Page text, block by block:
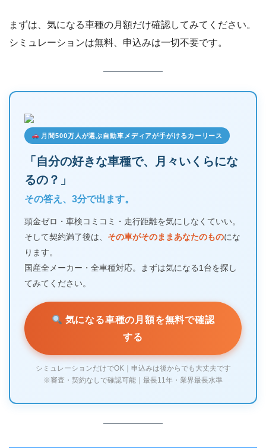
まずは、気になる車種の月額だけ確認してみてください。
シミュレーションは無料、申込みは一切不要です。
月間500万人が選ぶ自動車メディアが手がけるカーリース
「自分の好きな車種で、月々いくらにな
るの？」
その答え、3分で出ます。
頭金ゼロ・車検コミコミ・走行距離を気にしなくていい。
そして契約満了後は、 その車がそのままあなたのものにな
ります。
国産全メーカー・全車種対応。まずは気になる1台を探し
てみてください。
気になる車種の月額を無料で確認
する
シミュレーションだけでOK｜申込みは後からでも大丈夫です
※審査・契約なしで確認可能｜最長11年・業界最長水準